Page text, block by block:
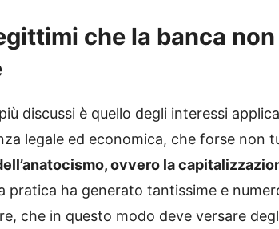
che la banca non
discussi è quello degli interessi
legale ed economica, che forse non
ovvero la
pratica ha generato tantissime e
che in questo modo deve versare